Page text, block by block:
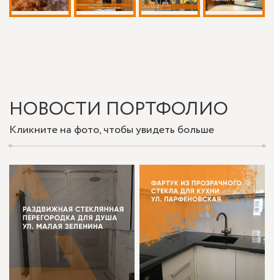
НОВОСТИ ПОРТФОЛИО
Кликните на фото, чтобы увидеть больше